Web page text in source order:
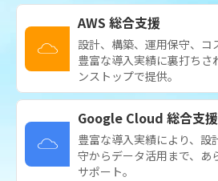
AWS 総合支援
設計、構築、運用保守、コ
豊富な導入実績に裏打ちさ
ンストップで提供。
Google Cloud 総合支援
豊富な導入実績により、設
守からデータ活用まで、あ
サポート。